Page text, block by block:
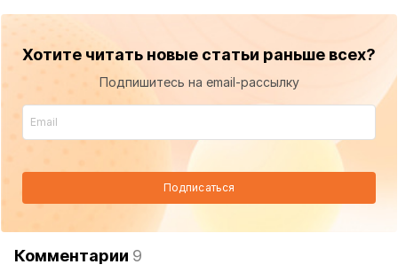
Хотите читать новые статьи раньше всех?
Подпишитесь на email-рассылку
Подписаться
Комментарии 9